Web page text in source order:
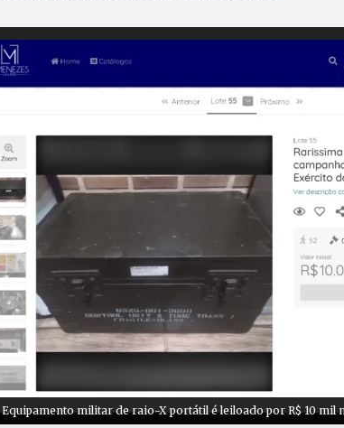
Equipamento militar de raio-X portátil é leiloado por R$ 10 mil